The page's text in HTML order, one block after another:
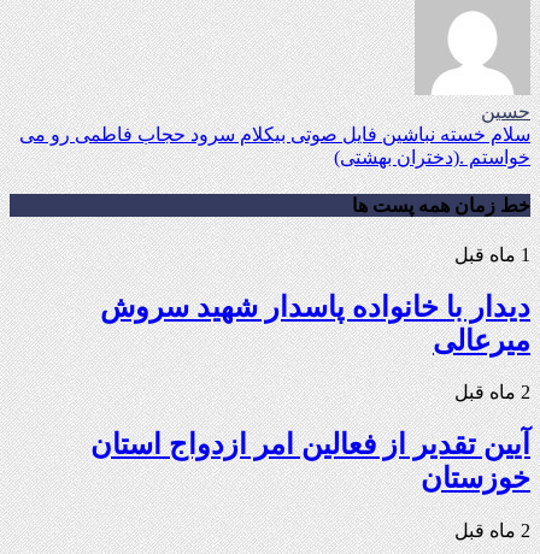
حسین
سلام خسته نباشین فایل صوتی بیکلام سرود حجاب فاطمی رو می
خواستم .(دختران بهشتی)
خط زمان همه پست ها
1 ماه قبل
دیدار با خانواده پاسدار شهید سروش
میرعالی
2 ماه قبل
آیین تقدیر از فعالین امر ازدواج استان
خوزستان
2 ماه قبل